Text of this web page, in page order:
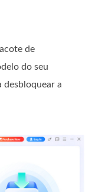
de
do seu
desbloquear a